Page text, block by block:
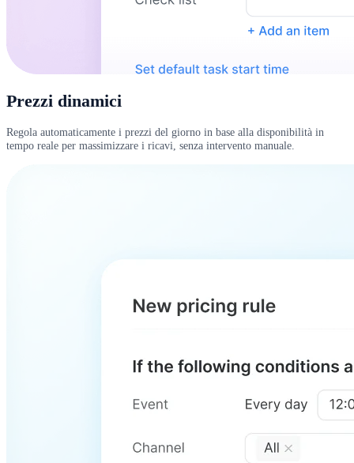
Prezzi dinamici
Regola automaticamente i prezzi del giorno in base alla disponibilità in
tempo reale per massimizzare i ricavi, senza intervento manuale.